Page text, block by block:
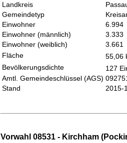
Landkreis
Gemeindetyp
Einwohner
6.994
Einwohner (männlich)
3.333
Einwohner (weiblich)
3.661
Fläche
55,06
Bevölkerungsdichte
127
Amtl. Gemeindeschlüssel (AGS)
Stand
2015-
Vorwahl 08531 - Kirchham